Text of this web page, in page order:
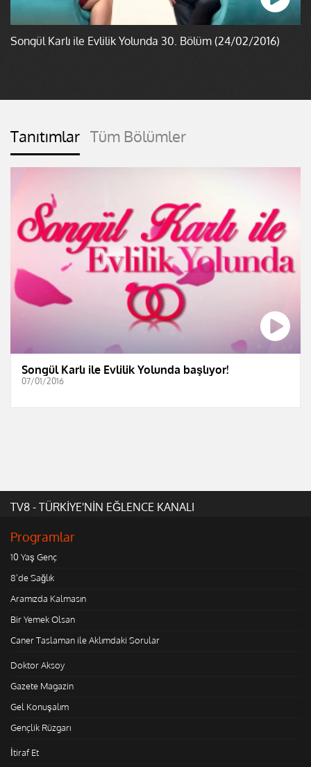
Songül Karlı ile Evlilik Yolunda 30. Bölüm (24/02/2016)
Tanıtımlar Tüm Bölümler
Songül Karlı ile Evlilik Yolunda başlıyor!
07/01/2016
TV8 - TÜRKİYE'NİN EĞLENCE KANALI
Programlar
10 Yaş Genç
8'de Sağlık
Aramızda Kalmasın
Bir Yemek Olsan
Caner Taslaman ile Aklımdaki Sorular
Doktor Aksoy
Gazete Magazin
Gel Konuşalım
Gençlik Rüzgarı
İtiraf Et